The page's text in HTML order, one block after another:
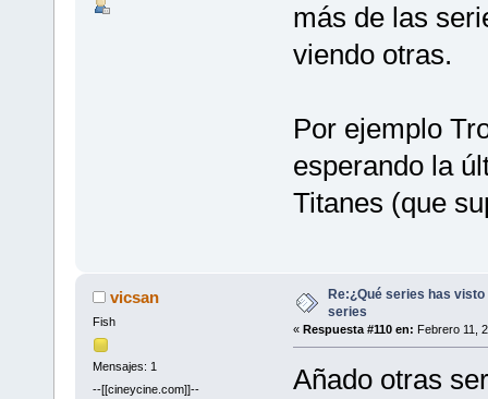
más de las
viendo otras.
Por ejemplo
esperando la
Titanes (que
vicsan
Fish
Mensajes: 1
--[[cineycine.com]]--
Re:¿Qué series has
series
« Respuesta #110 en: Febrero 11,
Añado otras